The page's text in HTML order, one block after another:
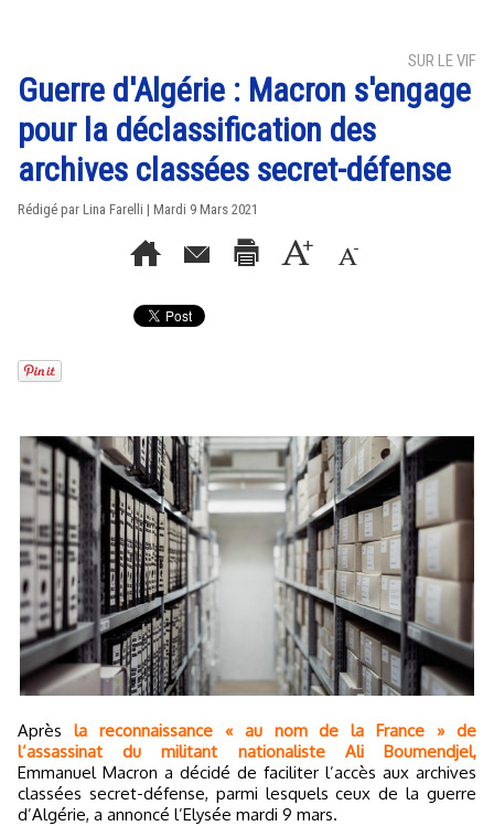
SUR LE VIF
Guerre d'Algérie : Macron s'engage
pour la déclassification des
archives classées secret-défense
Rédigé par Lina Farelli | Mardi 9 Mars 2021
Après la reconnaissance « au nom de la France » de
l’assassinat du militant nationaliste Ali Boumendjel,
Emmanuel Macron a décidé de faciliter l’accès aux archives
classées secret-défense, parmi lesquels ceux de la guerre
d’Algérie, a annoncé l’Elysée mardi 9 mars.